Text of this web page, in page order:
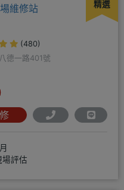
精選
維修站
(480)
德一路401號
場評估